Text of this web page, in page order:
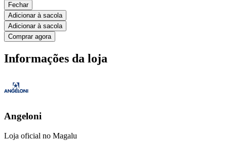
Fechar
Adicionar à sacola
Adicionar à sacola
Comprar agora
Informações da loja
Angeloni
Loja oficial no Magalu